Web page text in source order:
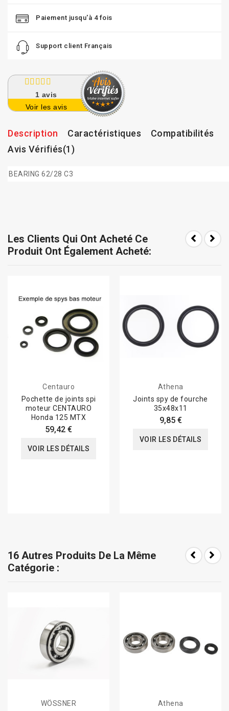
Paiement jusqu'à 4 fois
Support client Français
1 avis
Voir les avis
Description Caractéristiques
Compatibilités
Avis Vérifiés(1)
BEARING 62/28 C3
Les Clients Qui Ont Acheté Ce
Produit Ont Également Acheté:
Centauro
Pochette de joints spi
moteur CENTAURO
Honda 125 MTX
59,42 €
VOIR LES DÉTAILS
Athena
Joints spy de fourche
35x48x11
9,85 €
VOIR LES DÉTAILS
16 Autres Produits De La Même
Catégorie :
WÖSSNER
Athena